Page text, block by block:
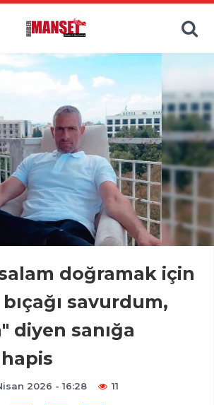
doğramak için
bıçağı savurdum,
diyen sanığa
2026 - 16:28 11